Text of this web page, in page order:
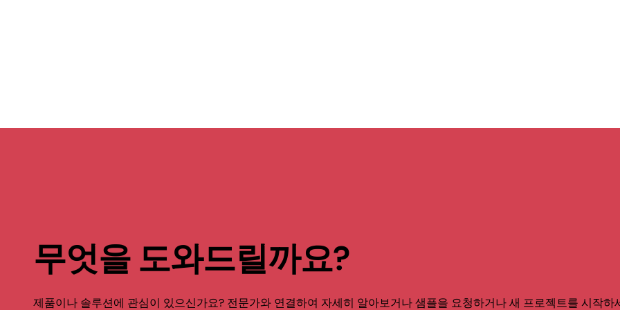
무엇을 도와드릴까요?
제품이나 솔루션에 관심이 있으신가요? 전문가와 연결하여 자세히 알아보거나 샘플을 요청하거나 새 프로젝트를 시작하